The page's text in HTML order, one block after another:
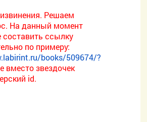
Решаем
На данный момент
ссылку
по примеру:
books/509674/?
вместо звездочек
id.